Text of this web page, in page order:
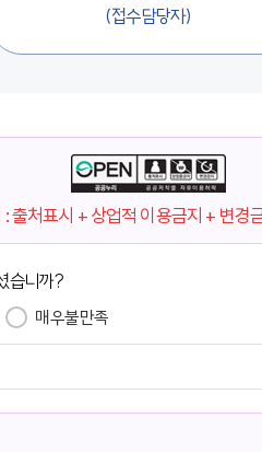
(접수담당자)
출처표시 + 상업적 이용금지 + 변경
습니까?
매우불만족